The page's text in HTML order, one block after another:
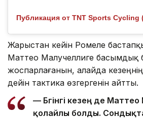
Публикация от TNT Sports
Жарыстан кейін Ромеле
Маттео Малучеллиге басымдық
жоспарлағанын, алайда кезеңнің
дейін тактика өзгергенін айтты.
— Бүгінгі кезең де
қолайлы болды.